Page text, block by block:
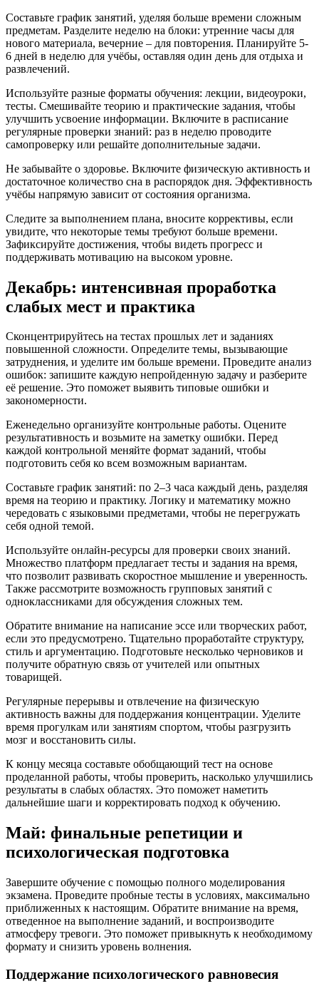
Составьте график занятий, уделяя больше времени сложным
предметам. Разделите неделю на блоки: утренние часы для
нового материала, вечерние – для повторения. Планируйте 5-
6 дней в неделю для учёбы, оставляя один день для отдыха и
развлечений.
Используйте разные форматы обучения: лекции, видеоуроки,
тесты. Смешивайте теорию и практические задания, чтобы
улучшить усвоение информации. Включите в расписание
регулярные проверки знаний: раз в неделю проводите
самопроверку или решайте дополнительные задачи.
Не забывайте о здоровье. Включите физическую активность и
достаточное количество сна в распорядок дня. Эффективность
учёбы напрямую зависит от состояния организма.
Следите за выполнением плана, вносите коррективы, если
увидите, что некоторые темы требуют больше времени.
Зафиксируйте достижения, чтобы видеть прогресс и
поддерживать мотивацию на высоком уровне.
Декабрь: интенсивная проработка
слабых мест и практика
Сконцентрируйтесь на тестах прошлых лет и заданиях
повышенной сложности. Определите темы, вызывающие
затруднения, и уделите им больше времени. Проведите анализ
ошибок: запишите каждую непройденную задачу и разберите
её решение. Это поможет выявить типовые ошибки и
закономерности.
Еженедельно организуйте контрольные работы. Оцените
результативность и возьмите на заметку ошибки. Перед
каждой контрольной меняйте формат заданий, чтобы
подготовить себя ко всем возможным вариантам.
Составьте график занятий: по 2–3 часа каждый день, разделяя
время на теорию и практику. Логику и математику можно
чередовать с языковыми предметами, чтобы не перегружать
себя одной темой.
Используйте онлайн-ресурсы для проверки своих знаний.
Множество платформ предлагает тесты и задания на время,
что позволит развивать скоростное мышление и уверенность.
Также рассмотрите возможность групповых занятий с
одноклассниками для обсуждения сложных тем.
Обратите внимание на написание эссе или творческих работ,
если это предусмотрено. Тщательно проработайте структуру,
стиль и аргументацию. Подготовьте несколько черновиков и
получите обратную связь от учителей или опытных
товарищей.
Регулярные перерывы и отвлечение на физическую
активность важны для поддержания концентрации. Уделите
время прогулкам или занятиям спортом, чтобы разгрузить
мозг и восстановить силы.
К концу месяца составьте обобщающий тест на основе
проделанной работы, чтобы проверить, насколько улучшились
результаты в слабых областях. Это поможет наметить
дальнейшие шаги и корректировать подход к обучению.
Май: финальные репетиции и
психологическая подготовка
Завершите обучение с помощью полного моделирования
экзамена. Проведите пробные тесты в условиях, максимально
приближенных к настоящим. Обратите внимание на время,
отведенное на выполнение заданий, и воспроизводите
атмосферу тревоги. Это поможет привыкнуть к необходимому
формату и снизить уровень волнения.
Поддержание психологического равновесия